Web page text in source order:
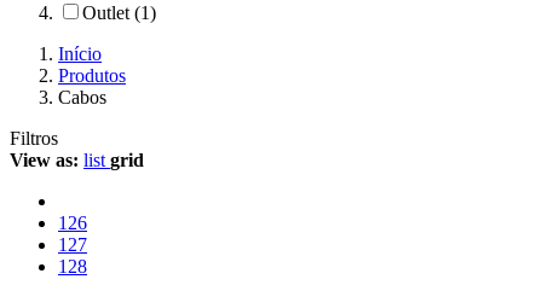
Outlet (1)
Início
Produtos
Cabos
Filtros
View as: list grid
126
127
128